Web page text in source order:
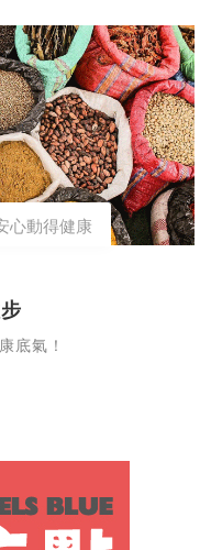
心動得健康
底氣！